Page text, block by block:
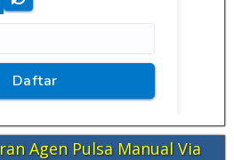
Agen Pulsa Manual Via